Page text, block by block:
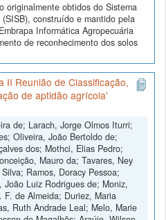
originalmente obtidos do Sistema
construído e mantido pela
Informática Agropecuária
de reconhecimento dos solos
II Reunião de Classificação,
de aptidão agrícola'
de; Larach, Jorge Olmos Iturri;
Oliveira, João Bertoldo de;
dos; Mothci, Elias Pedro;
Mauro da; Tavares, Ney
Ramos, Doracy Pessoa;
João Luiz Rodrigues de; Moniz,
de Almeida; Duriez, Maria
Ruth Andrade Leal; Melo, Marie